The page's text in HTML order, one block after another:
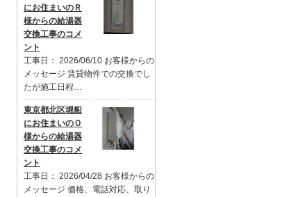
にお住まいのＲ
様からの給湯器
交換工事のコメ
ント
工事日： 2026/06/10 お客様からの
メッセージ 賃貸物件での交換でし
たが施工日程…
東京都北区堀船
にお住まいのＯ
様からの給湯器
交換工事のコメ
ント
工事日： 2026/04/28 お客様からの
メッセージ 価格、電話対応、取り